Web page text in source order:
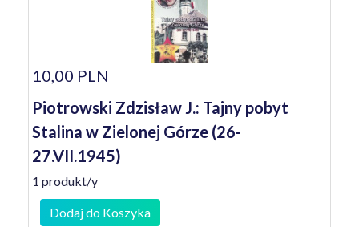
10,00 PLN
Piotrowski Zdzisław J.: Tajny pobyt
Stalina w Zielonej Górze (26-
27.VII.1945)
1 produkt/y
Dodaj do Koszyka